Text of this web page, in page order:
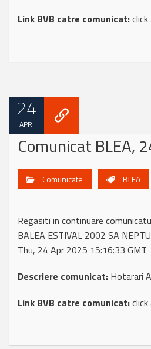
Link BVB catre comunicat:click
24
APR.
Comunicat BLEA,
Comunicate BLEA
Regasiti in continuare
BALEA ESTIVAL 2002 SA
Thu, 24 Apr 2025 15:16:33 GMT
Descriere comunicat: Hotarari
Link BVB catre comunicat:click